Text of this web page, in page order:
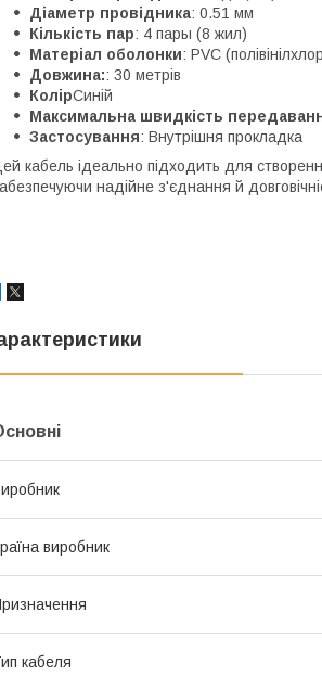
Діаметр провідника: 0.51 мм
Кількість пар: 4 пары (8 жил)
Матеріал оболонки: PVC
Довжина:: 30 метрів
КолірСиній
Максимальна швидкість
Застосування: Внутрішня прокладка
кабель ідеально підходить для
надійне з'єднання й
виробник
кабеля